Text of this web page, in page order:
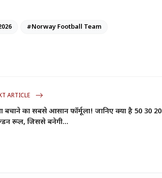
#Norway Football Team
ARTICLE
बचाने का सबसे आसान फॉर्मूला! जानिए क्या है 50 30 20
रूल, जिससे बनेगी...